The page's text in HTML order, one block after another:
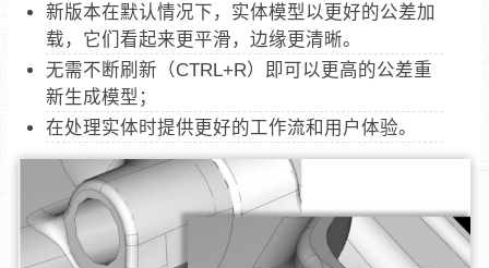
新版本在默认情况下，实体模型以更好的公差加
载，它们看起来更平滑，边缘更清晰。
无需不断刷新（CTRL+R）即可以更高的公差重
新生成模型；
在处理实体时提供更好的工作流和用户体验。